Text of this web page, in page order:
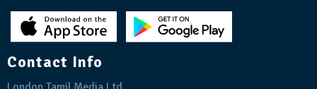
Contact Info